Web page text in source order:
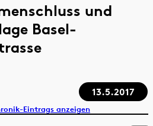
und
Basel-
13.5.2017
Eintrags anzeigen